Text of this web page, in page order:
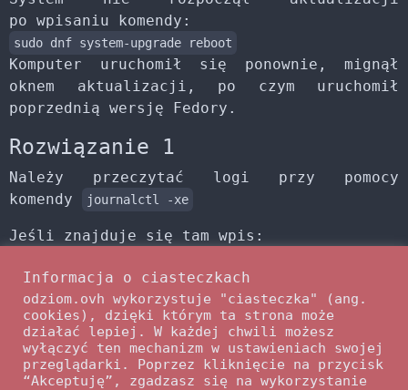
po wpisaniu komendy:
sudo dnf system-upgrade reboot
Komputer uruchomił się ponownie, mignął
oknem aktualizacji, po czym uruchomił
poprzednią wersję Fedory.
Rozwiązanie 1
Należy przeczytać logi przy pomocy
komendy
journalctl -xe
Jeśli znajduje się tam wpis:
Problem: Działanie spowodowałoby usunięcie tych
Rozwiązaniem może okazać się ponowne
uruchomienie komendy:
Informacja o ciasteczkach
odziom.ovh wykorzystuje "ciasteczka" (ang.
cookies), dzięki którym ta strona może
działać lepiej. W każdej chwili możesz
wyłączyć ten mechanizm w ustawieniach swojej
przeglądarki. Poprzez kliknięcie na przycisk
“Akceptuję”, zgadzasz się na wykorzystanie